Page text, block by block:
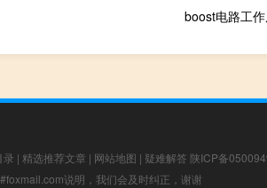
boost电路工作
录 | 精选推荐文章 | 网站地图 | 疑难解答 陕ICP备
说明，我们会及时纠正，谢谢